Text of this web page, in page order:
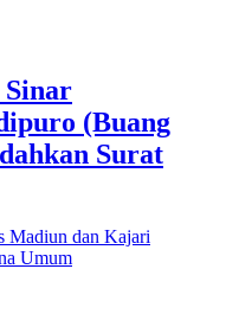
Sinar
(Buang
Surat